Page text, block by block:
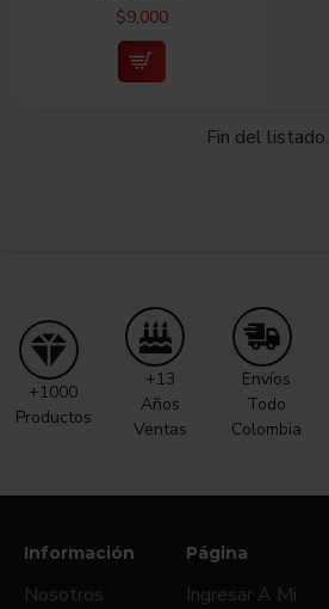
$9,000
Fin del listado.
+1000
Productos
+13
Años
Ventas
Envíos
Todo
Colombia
Información
Nosotros
Página
Ingresar A Mi